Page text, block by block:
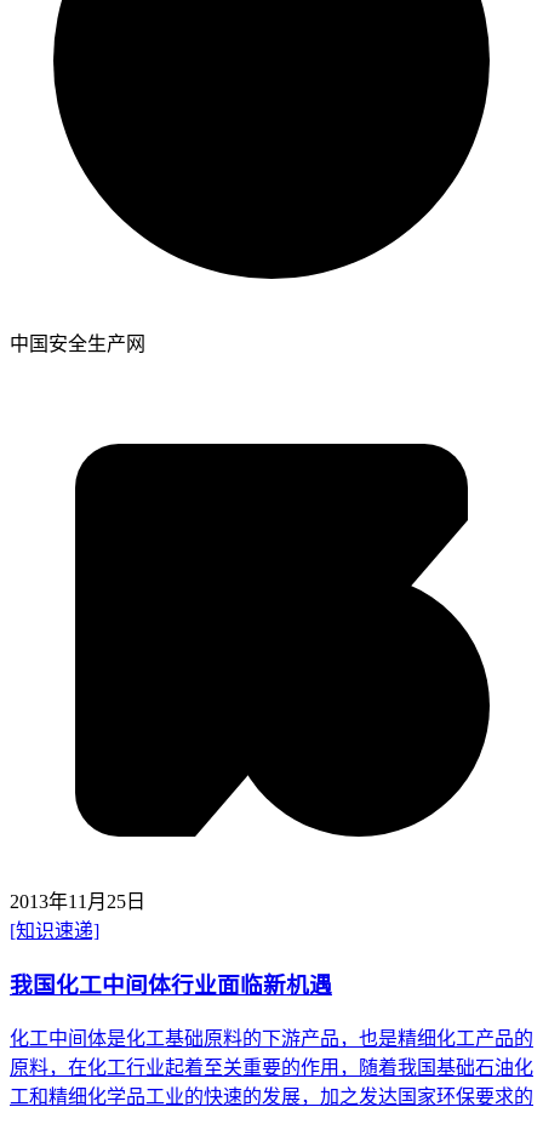
中国安全生产网
2013年11月25日
[知识速递]
我国化工中间体行业面临新机遇
化工中间体是化工基础原料的下游产品，也是精细化工产品的
原料，在化工行业起着至关重要的作用，随着我国基础石油化
工和精细化学品工业的快速的发展，加之发达国家环保要求的